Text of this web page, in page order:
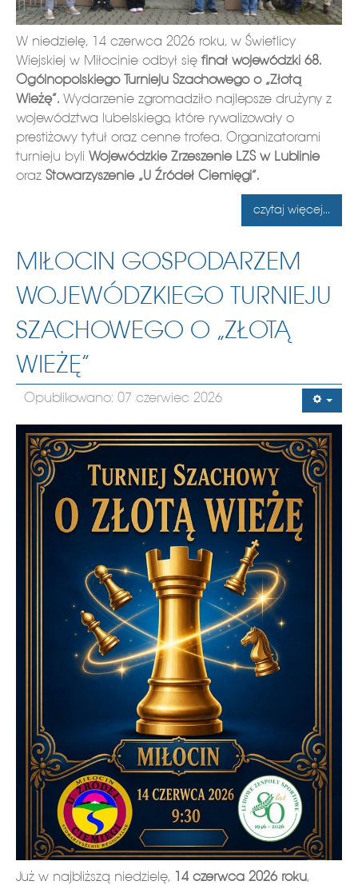
W niedzielę, 14 czerwca 2026 roku, w Świetlicy
Wiejskiej w Miłocinie odbył się finał wojewódzki 68.
Ogólnopolskiego Turnieju Szachowego o „Złotą
Wieżę”. Wydarzenie zgromadziło najlepsze drużyny z
województwa lubelskiego, które rywalizowały o
prestiżowy tytuł oraz cenne trofea. Organizatorami
turnieju byli Wojewódzkie Zrzeszenie LZS w Lublinie
oraz Stowarzyszenie „U Źródeł Ciemięgi”.
czytaj więcej...
MIŁOCIN GOSPODARZEM
WOJEWÓDZKIEGO TURNIEJU
SZACHOWEGO O „ZŁOTĄ
WIEŻĘ”
Opublikowano: 07 czerwiec 2026
Już w najbliższą niedzielę, 14 czerwca 2026 roku,